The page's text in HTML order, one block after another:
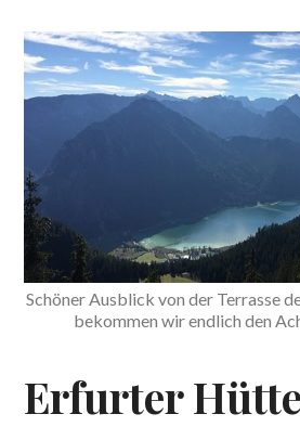
Schöner Ausblick von der Terrasse
bekommen wir endlich den
Erfurter